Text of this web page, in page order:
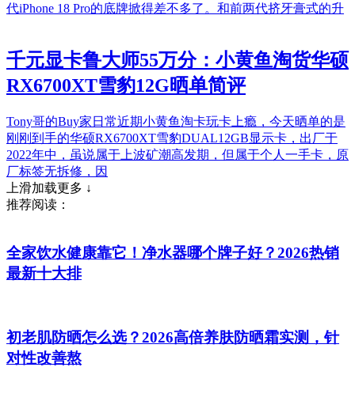
代iPhone 18 Pro的底牌掀得差不多了。和前两代挤牙膏式的升
千元显卡鲁大师55万分：小黄鱼淘货华硕
RX6700XT雪豹12G晒单简评
Tony哥的Buy家日常近期小黄鱼淘卡玩卡上瘾，今天晒单的是
刚刚到手的华硕RX6700XT雪豹DUAL12GB显示卡，出厂于
2022年中，虽说属于上波矿潮高发期，但属于个人一手卡，原
厂标签无拆修，因
上滑加载更多 ↓
推荐阅读：
全家饮水健康靠它！净水器哪个牌子好？2026热销
最新十大排
初老肌防晒怎么选？2026高倍养肤防晒霜实测，针
对性改善熬